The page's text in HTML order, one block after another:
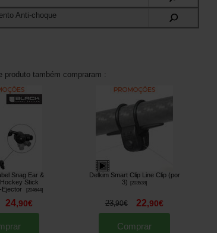
Anti-choque
produto também compraram :
Snag Ear &
Stick
Ejector
204644]
24,90€
Delkim Smart Clip Line Clip (por
3)
203538]
23,90€ 22,90€
Comprar